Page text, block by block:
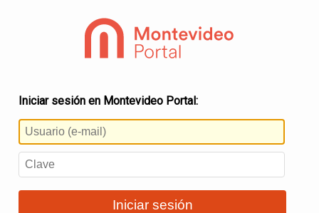
Iniciar sesión en Montevideo Portal:
Iniciar sesión